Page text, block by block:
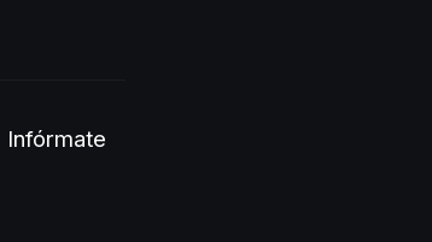
Infórmate